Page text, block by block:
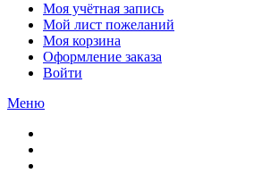
Моя учётная запись
Мой лист пожеланий
Моя корзина
Оформление заказа
Войти
Меню